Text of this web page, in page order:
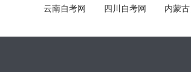
云南自考网 四川自考网 内蒙古